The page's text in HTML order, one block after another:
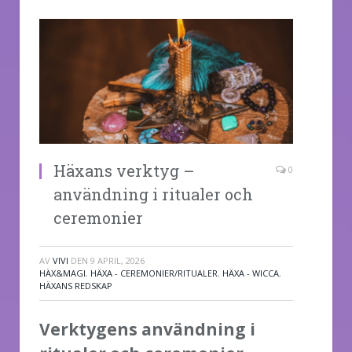
Häxans verktyg –
användning i ritualer och
ceremonier
0
AV VIVI DEN 9 APRIL, 2026
HÄX&MAGI, HÄXA - CEREMONIER/RITUALER, HÄXA - WICCA,
HÄXANS REDSKAP
Verktygens användning i